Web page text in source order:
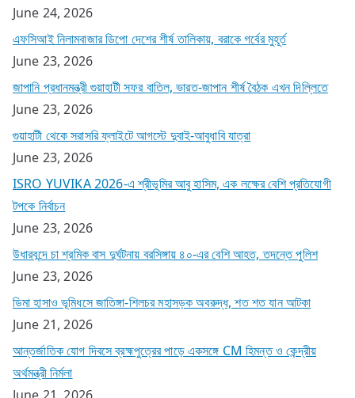
June 24, 2026
এফসিআই নিলামবাজার ডিপো দেশের শীর্ষ তালিকায়, বরাকে গর্বের মুহূর্ত
June 23, 2026
জাপানি প্রধানমন্ত্রী গুয়াহাটী সফর বাতিল, ভারত-জাপান শীর্ষ বৈঠক এখন দিল্লিতে
June 23, 2026
গুয়াহাটী থেকে সরাসরি ফ্লাইটে আগস্টে দুবাই-আবুধাবি যাত্রা
June 23, 2026
ISRO YUVIKA 2026-এ শ্রীভূমির আবু হাসিম, এক লক্ষের বেশি প্রতিযোগী
টপকে নির্বাচন
June 23, 2026
উধারবন্দে চা শ্রমিক বাস দুর্ঘটনায় বরসিঙ্গায় ৪০-এর বেশি আহত, তদন্তে পুলিশ
June 23, 2026
ডিমা হাসাও ভূমিধসে জাতিঙ্গা-শিলচর মহাসড়ক অবরুদ্ধ, শত শত যান আটকা
June 21, 2026
আন্তর্জাতিক যোগ দিবসে ব্রহ্মপুত্রের পাড়ে একসঙ্গে CM হিমন্ত ও কেন্দ্রীয়
অর্থমন্ত্রী নির্মলা